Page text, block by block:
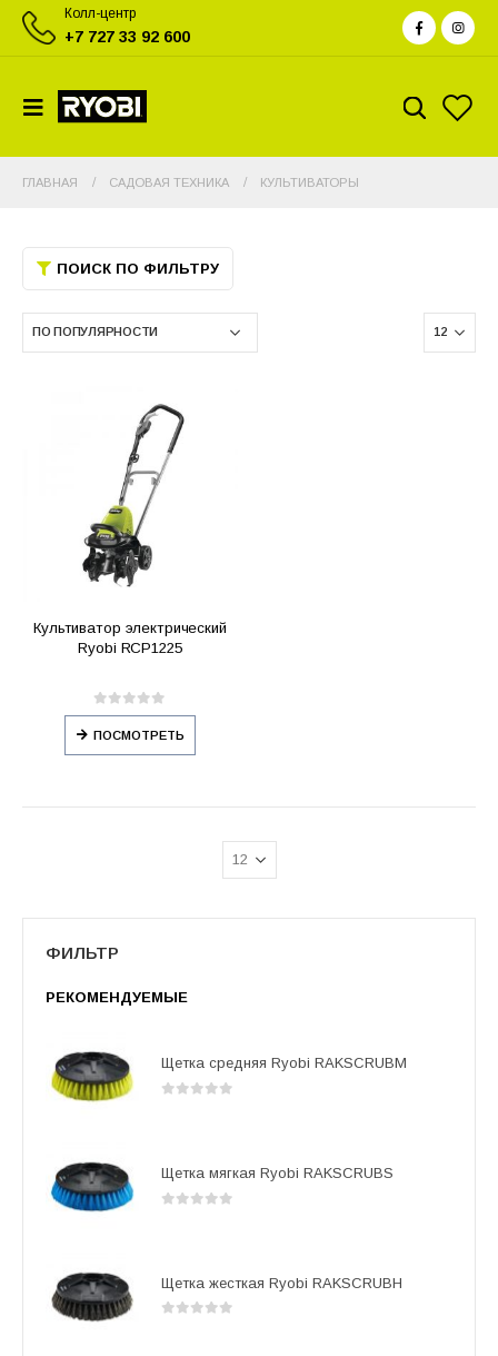
Колл-центр
+7 727 33 92 600
ГЛАВНАЯ САДОВАЯ ТЕХНИКА КУЛЬТИВАТОРЫ
ПОИСК ПО ФИЛЬТРУ
Культиватор электрический
Ryobi RCP1225
0out of 5
ПОСМОТРЕТЬ
ФИЛЬТР
РЕКОМЕНДУЕМЫЕ
Щетка средняя Ryobi RAKSCRUBM
Щетка мягкая Ryobi RAKSCRUBS
Щетка жесткая Ryobi RAKSCRUBH